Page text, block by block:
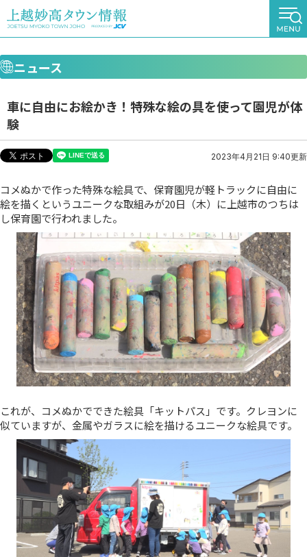
ニュース
車に自由にお絵かき！特殊な絵の具を使って園児が体
験
2023年4月21日 9:40更新
コメぬかで作った特殊な絵具で、保育園児が軽トラックに自由に
絵を描くというユニークな取組みが20日（木）に上越市のつちは
し保育園で行われました。
これが、コメぬかでできた絵具「キットパス」です。クレヨンに
似ていますが、金属やガラスに絵を描けるユニークな絵具です。